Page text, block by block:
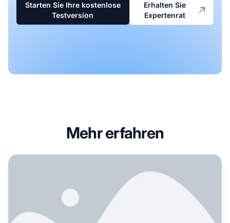
Starten Sie Ihre kostenlose
Testversion
Erhalten Sie
Expertenrat
Mehr erfahren
Wie funktioniert Positive Pay? Vollständiger Leitfaden